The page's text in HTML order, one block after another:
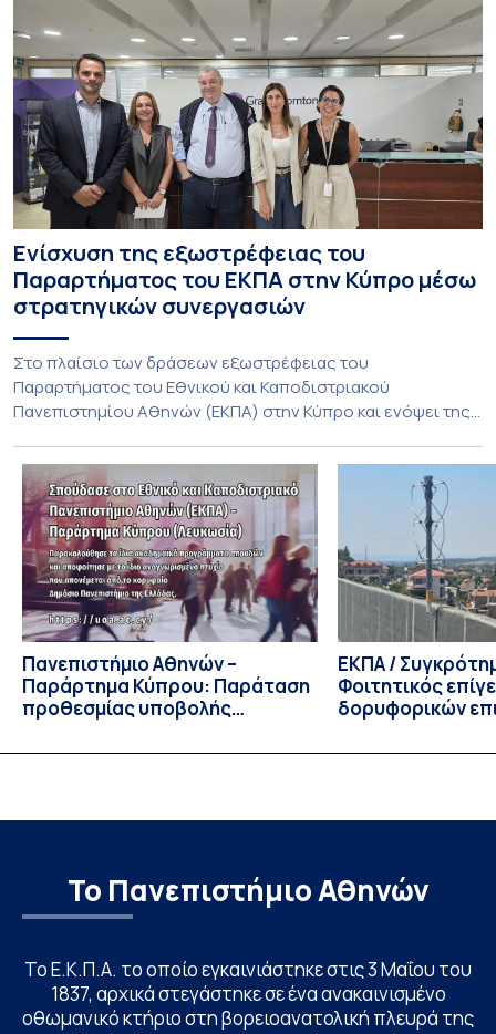
Ενίσχυση της εξωστρέφειας του
Παραρτήματος του ΕΚΠΑ στην Κύπρο μέσω
στρατηγικών συνεργασιών
Στο πλαίσιο των δράσεων εξωστρέφειας του
Παραρτήματος του Εθνικού και Καποδιστριακού
Πανεπιστημίου Αθηνών (ΕΚΠΑ) στην Κύπρο και ενόψει της
Τμήματος Οικονομικών Επιστημών και του Τμήματος
Διοίκησης Επιχειρήσεων και Οργανισμών τον Σεπτέμβριο
του 2026, ο Κοσμήτορας της Σχολής Οικονομικών και
Πολιτικών Επιστημών, Καθηγητής Νικόλαος Ηρειώτης, και ο
Πρόεδρος του Τμήματος […]
Πανεπιστήμιο Αθηνών –
Παράρτημα Κύπρου: Παράταση
προθεσμίας υποβολής
υποψηφίων
ΕΚΠΑ /
Φοιτητικός
δορυφορικών
Το Πανεπιστήμιο Αθηνών
Το Ε.Κ.Π.Α. το οποίο εγκαινιάστηκε στις 3 Μαΐου του
1837, αρχικά στεγάστηκε σε ένα ανακαινισμένο
οθωμανικό κτήριο στη βορειοανατολική πλευρά της